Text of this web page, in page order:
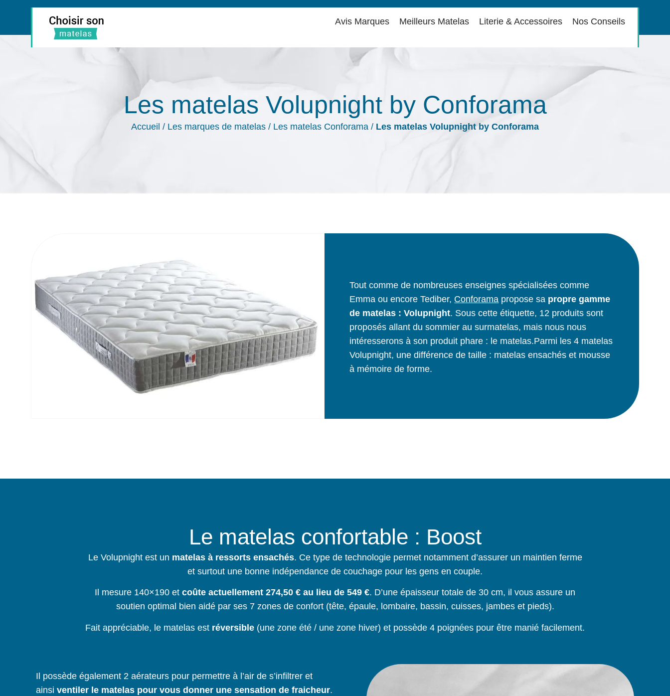
Avis Marques Meilleurs Matelas Literie & Accessoires Nos Conseils
Les matelas Volupnight by Conforama
Accueil / Les marques de matelas / Les matelas Conforama / Les matelas Volupnight by Conforama
Tout comme de nombreuses enseignes spécialisées comme
Emma ou encore Tediber, Conforama propose sa propre gamme
de matelas : Volupnight. Sous cette étiquette, 12 produits sont
proposés allant du sommier au surmatelas, mais nous nous
intéresserons à son produit phare : le matelas.Parmi les 4 matelas
Volupnight, une différence de taille : matelas ensachés et mousse
à mémoire de forme.
Le matelas confortable : Boost
Le Volupnight est un matelas à ressorts ensachés. Ce type de technologie permet notamment d’assurer un maintien ferme
et surtout une bonne indépendance de couchage pour les gens en couple.
Il mesure 140×190 et coûte actuellement 274,50 € au lieu de 549 €. D’une épaisseur totale de 30 cm, il vous assure un
soutien optimal bien aidé par ses 7 zones de confort (tête, épaule, lombaire, bassin, cuisses, jambes et pieds).
Fait appréciable, le matelas est réversible (une zone été / une zone hiver) et possède 4 poignées pour être manié facilement.
Il possède également 2 aérateurs pour permettre à l’air de s’infiltrer et
ainsi ventiler le matelas pour vous donner une sensation de fraicheur.